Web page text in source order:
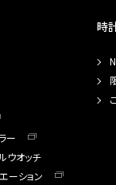
ー
ウオッチ
ーション
時